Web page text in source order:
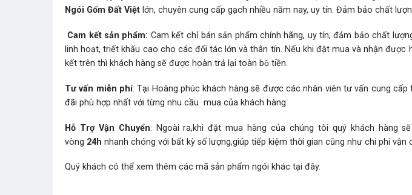
Ngói Gốm Đất Việt lớn, chuyên cung cấp gạch nhiều năm nay, uy tín. Đảm bảo chất
Cam kết sản phẩm: Cam kết chỉ bán sản phẩm chính hãng, uy tín, đảm bảo chất
linh hoạt, triết khấu cao cho các đối tác lớn và thân tín. Nếu khi đặt mua và nhận được
kết trên thì khách hàng sẽ được hoàn trả lại toàn bộ tiền.
Tư vấn miễn phí: Tại Hoàng phúc khách hàng sẽ được các nhân viên tư vấn cung
đãi phù hợp nhất với từng nhu cầu mua của khách hàng.
Hỗ Trợ Vận Chuyển: Ngoài ra,khi đặt mua hàng của chúng tôi quý khách hàng
vòng 24h nhanh chóng với bất kỳ số lượng,giúp tiếp kiệm thời gian cũng như chi phí vận
Quý khách có thể xem thêm các mã sản phẩm ngói khác tại đây.